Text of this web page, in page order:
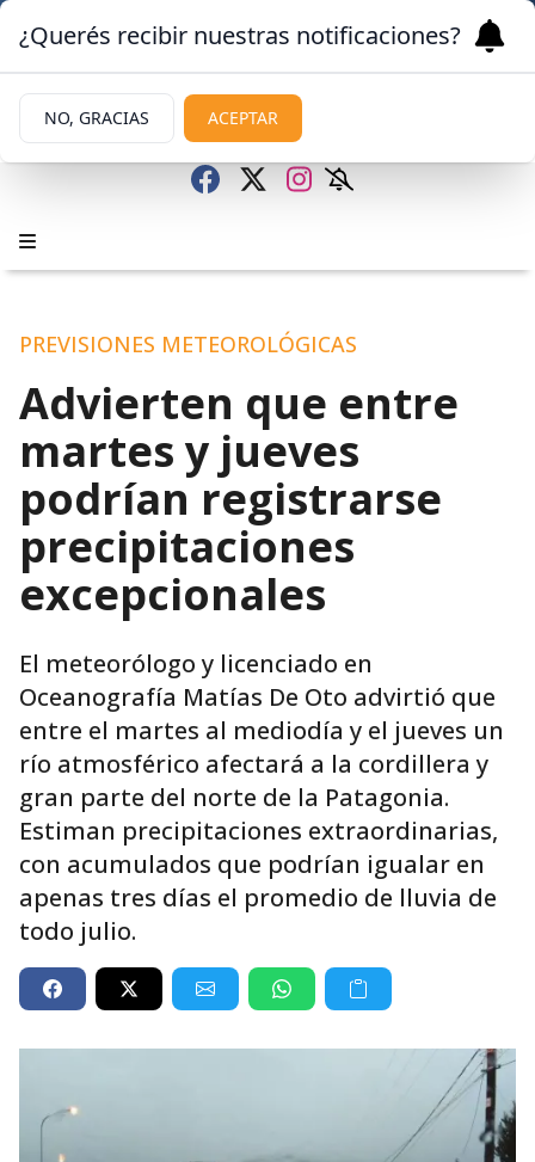
PREVISIONES METEOROLÓGICAS
Advierten que entre
martes y jueves
podrían registrarse
precipitaciones
excepcionales
El meteorólogo y licenciado en
Oceanografía Matías De Oto advirtió que
entre el martes al mediodía y el jueves un
río atmosférico afectará a la cordillera y
gran parte del norte de la Patagonia.
Estiman precipitaciones extraordinarias,
con acumulados que podrían igualar en
apenas tres días el promedio de lluvia de
todo julio.
¿Querés recibir nuestras notificaciones?
NO, GRACIAS ACEPTAR